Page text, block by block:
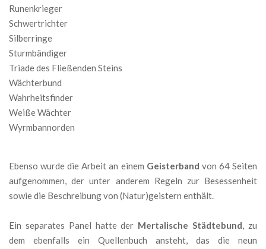
Runenkrieger
Schwertrichter
Silberringe
Sturmbändiger
Triade des Fließenden Steins
Wächterbund
Wahrheitsfinder
Weiße Wächter
Wyrmbannorden
Ebenso wurde die Arbeit an einem Geisterband von 64 Seiten
aufgenommen, der unter anderem Regeln zur Besessenheit
sowie die Beschreibung von (Natur)geistern enthält.
Ein separates Panel hatte der Mertalische Städtebund, zu
dem ebenfalls ein Quellenbuch ansteht, das die neun